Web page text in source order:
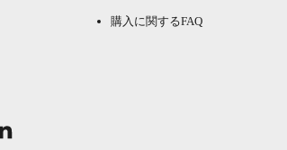
購入に関するFAQ